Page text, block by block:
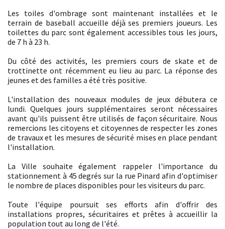
Les toiles d'ombrage sont maintenant installées et le
terrain de baseball accueille déjà ses premiers joueurs. Les
toilettes du parc sont également accessibles tous les jours,
de 7 h à 23 h.
Du côté des activités, les premiers cours de skate et de
trottinette ont récemment eu lieu au parc. La réponse des
jeunes et des familles a été très positive.
L'installation des nouveaux modules de jeux débutera ce
lundi. Quelques jours supplémentaires seront nécessaires
avant qu'ils puissent être utilisés de façon sécuritaire. Nous
remercions les citoyens et citoyennes de respecter les zones
de travaux et les mesures de sécurité mises en place pendant
l'installation.
La Ville souhaite également rappeler l'importance du
stationnement à 45 degrés sur la rue Pinard afin d'optimiser
le nombre de places disponibles pour les visiteurs du parc.
Toute l'équipe poursuit ses efforts afin d'offrir des
installations propres, sécuritaires et prêtes à accueillir la
population tout au long de l'été.